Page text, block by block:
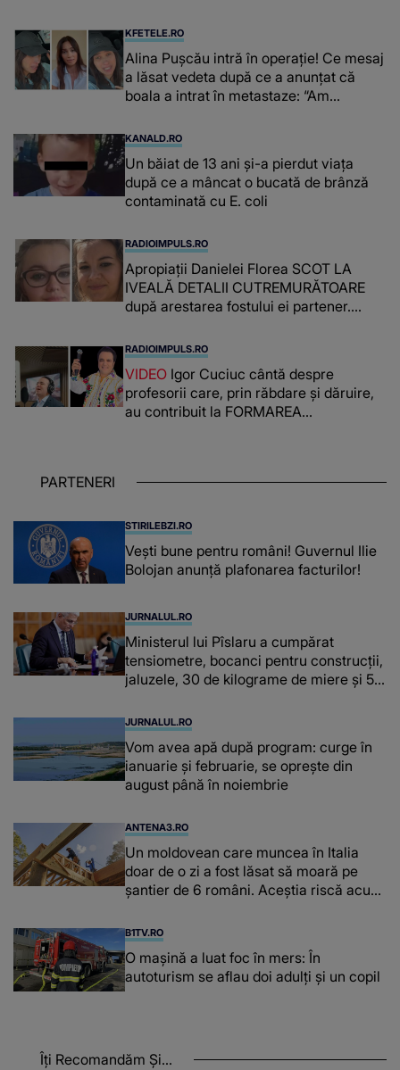
KFETELE.RO
Alina Pușcău intră în operație! Ce mesaj
a lăsat vedeta după ce a anunțat că
boala a intrat în metastaze: “Am
KANALD.RO
Un băiat de 13 ani și-a pierdut viața
după ce a mâncat o bucată de brânză
contaminată cu E. coli
RADIOIMPULS.RO
Apropiații Danielei Florea SCOT LA
IVEALĂ DETALII CUTREMURĂTOARE
după arestarea fostului ei partener.
românca ucisă în Italia și ascunsă în
lada unui pat: " Îmi pare rău că nu am
reușit să fac mai mult pentru ea și..."
RADIOIMPULS.RO
VIDEO Igor Cuciuc cântă despre
profesorii care, prin răbdare și dăruire,
au contribuit la FORMAREA
chiar și după trecerea anilor: "De
PARTENERI
STIRILEBZI.RO
Vești bune pentru români! Guvernul Ilie
Bolojan anunță plafonarea facturilor!
JURNALUL.RO
Ministerul lui Pîslaru a cumpărat
tensiometre, bocanci pentru construcții,
jaluzele, 30 de kilograme de miere și 50
JURNALUL.RO
Vom avea apă după program: curge în
ianuarie și februarie, se oprește din
august până în noiembrie
ANTENA3.RO
Un moldovean care muncea în Italia
doar de o zi a fost lăsat să moară pe
şantier de 6 români. Aceștia riscă acum
B1TV.RO
O maşină a luat foc în mers: În
autoturism se aflau doi adulți și un copil
Îți Recomandăm Și...